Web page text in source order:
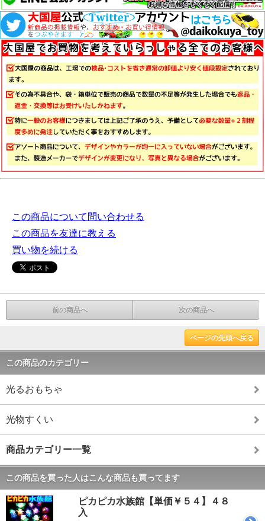
この商品について問い合わせる
この商品を友達に教える
買い物を続ける
前の商品へ 次の商品へ
ページの先頭へ戻る
この商品のカテゴリー
光るおもちゃ
光物すくい
商品カテゴリー一覧
この商品を買った人はこんな商品も買ってます
ピカピカ水族館【単価￥５４】４８
入